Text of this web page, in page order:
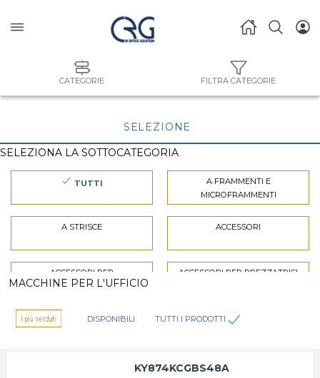
CATEGORIE FILTRA CATEGORIE
SELEZIONE
SELEZIONA LA SOTTOCATEGORIA
TUTTI
A FRAMMENTI E
MICROFRAMMENTI
A STRISCE ACCESSORI
ACCESSORI PER
DISTRUGGIDOCUMENTI
ACCESSORI PER PREZZATRICI
BROTHER BROTHER
CANON
MACCHINE PER L'UFFICIO
DISPONIBILI TUTTI I PRODOTTI
KY874KCGBS48A